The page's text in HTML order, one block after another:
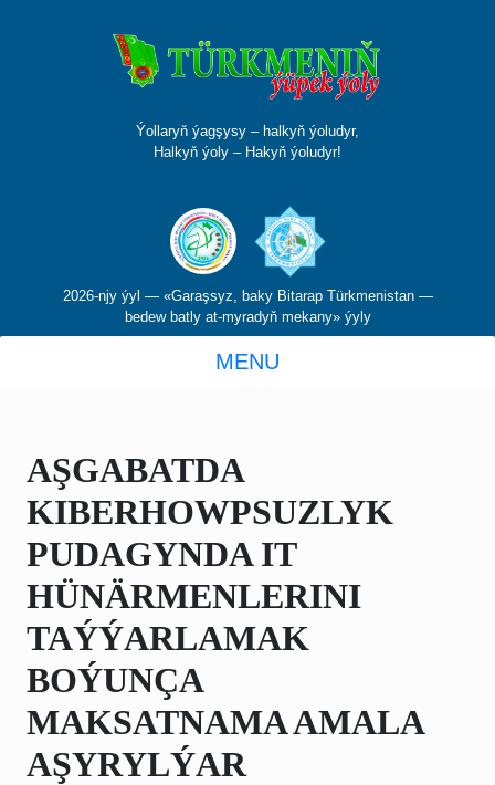
Ýollaryň ýagşysy – halkyň ýoludyr,
Halkyň ýoly – Hakyň ýoludyr!
2026-njy ýyl — «Garaşsyz, baky Bitarap Türkmenistan —
bedew batly at-myradyň mekany» ýyly
MENU
AŞGABATDA
KIBERHOWPSUZLYK
PUDAGYNDA IT
HÜNÄRMENLERINI
TAÝÝARLAMAK
BOÝUNÇA
MAKSATNAMA AMALA
AŞYRYLÝAR